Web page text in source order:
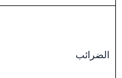
الضرائب